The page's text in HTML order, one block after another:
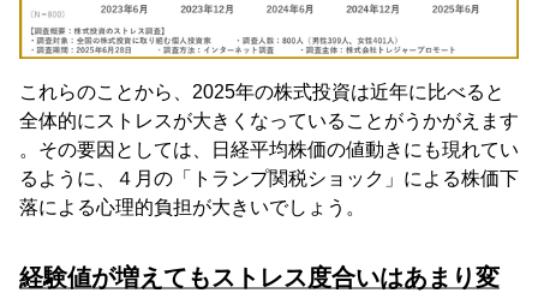
これらのことから、2025年の株式投資は近年に比べると
全体的にストレスが大きくなっていることがうかがえます
。その要因としては、日経平均株価の値動きにも現れてい
るように、４月の「トランプ関税ショック」による株価下
落による心理的負担が大きいでしょう。
経験値が増えてもストレス度合いはあまり変